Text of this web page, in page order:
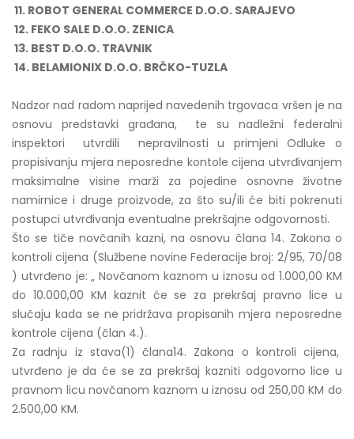
11. ROBOT GENERAL COMMERCE D.O.O. SARAJEVO
12. FEKO SALE D.O.O. ZENICA
13. BEST D.O.O. TRAVNIK
14. BELAMIONIX D.O.O. BRČKO-TUZLA
Nadzor nad radom naprijed navedenih trgovaca vršen je na
osnovu predstavki građana, te su nadležni federalni
inspektori utvrdili nepravilnosti u primjeni Odluke o
propisivanju mjera neposredne kontole cijena utvrđivanjem
maksimalne visine marži za pojedine osnovne životne
namirnice i druge proizvode, za što su/ili će biti pokrenuti
postupci utvrđivanja eventualne prekršajne odgovornosti.
Što se tiče novčanih kazni, na osnovu člana 14. Zakona o
kontroli cijena (Službene novine Federacije broj: 2/95, 70/08
) utvrđeno je: „ Novčanom kaznom u iznosu od 1.000,00 KM
do 10.000,00 KM kaznit će se za prekršaj pravno lice u
slučaju kada se ne pridržava propisanih mjera neposredne
kontrole cijena (član 4.).
Za radnju iz stava(1) člana14. Zakona o kontroli cijena,
utvrđeno je da će se za prekršaj kazniti odgovorno lice u
pravnom licu novčanom kaznom u iznosu od 250,00 KM do
2.500,00 KM.